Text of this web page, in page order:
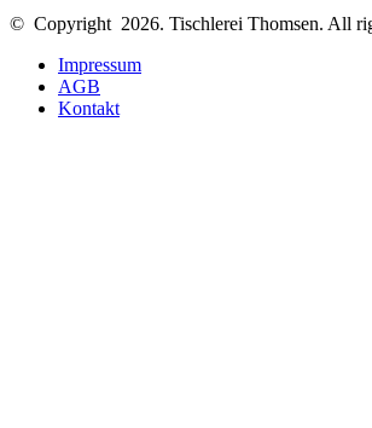
© Copyright 2026. Tischlerei Thomsen. All
Impressum
AGB
Kontakt